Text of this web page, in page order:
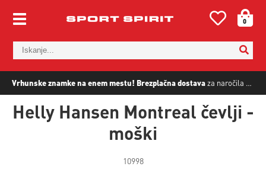
Vrhunske znamke na enem mestu! Brezplačna dostavaza naročila nad
0
Helly Hansen Montreal čevlji -
moški
10998